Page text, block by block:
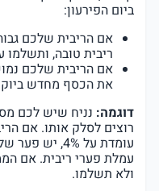
ביום הפירעון:
אם הריבית שלכם
ריבית טובה, ותשלמו
אם הריבית שלכם
את הכסף מחדש
דוגמה:
רוצים לסלק אותו. אם
עומדת על 4%,
ולא תשלמו.